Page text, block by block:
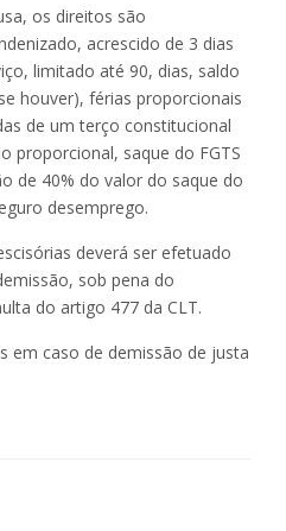
os direitos são
acrescido de 3 dias
limitado até 90, dias, saldo
houver), férias proporcionais
de um terço constitucional
proporcional, saque do FGTS
de 40% do valor do saque do
desemprego.
deverá ser efetuado
sob pena do
do artigo 477 da CLT.
em caso de demissão de justa